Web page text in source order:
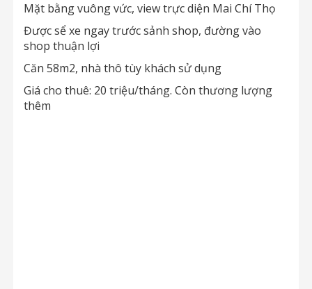
Mặt bằng vuông vức, view trực diện Mai Chí Thọ
Được sể xe ngay trước sảnh shop, đường vào
shop thuận lợi
Căn 58m2, nhà thô tùy khách sử dụng
Giá cho thuê: 20 triệu/tháng. Còn thương lượng
thêm